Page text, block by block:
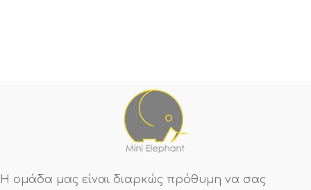
Η ομάδα μας είναι διαρκώς πρόθυμη να σας